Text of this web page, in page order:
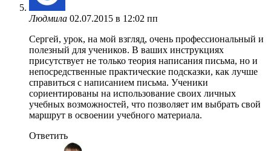
Людмила 02.07.2015 в 12:02 пп
Сергей, урок, на мой взгляд, очень профессиональный и
полезный для учеников. В ваших инструкциях
присутствует не только теория написания письма, но и
непосредственные практические подсказки, как лучше
справиться с написанием письма. Ученики
сориентированы на использование своих личных
учебных возможностей, что позволяет им выбрать свой
маршрут в освоении учебного материала.
Ответить